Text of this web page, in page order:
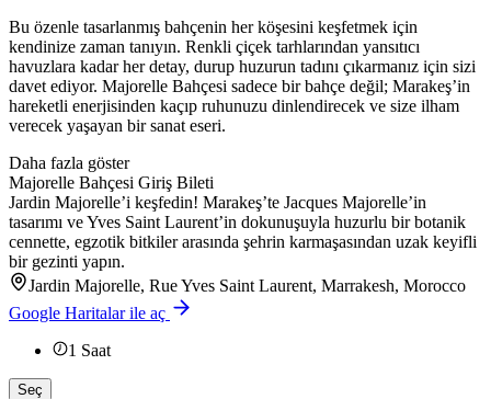
Bu özenle tasarlanmış bahçenin her köşesini keşfetmek için
kendinize zaman tanıyın. Renkli çiçek tarhlarından yansıtıcı
havuzlara kadar her detay, durup huzurun tadını çıkarmanız için sizi
davet ediyor. Majorelle Bahçesi sadece bir bahçe değil; Marakeş’in
hareketli enerjisinden kaçıp ruhunuzu dinlendirecek ve size ilham
verecek yaşayan bir sanat eseri.
Daha fazla göster
Majorelle Bahçesi Giriş Bileti
Jardin Majorelle’i keşfedin! Marakeş’te Jacques Majorelle’in
tasarımı ve Yves Saint Laurent’in dokunuşuyla huzurlu bir botanik
cennette, egzotik bitkiler arasında şehrin karmaşasından uzak keyifli
bir gezinti yapın.
Jardin Majorelle, Rue Yves Saint Laurent, Marrakesh, Morocco
Google Haritalar ile aç
1 Saat
Seç